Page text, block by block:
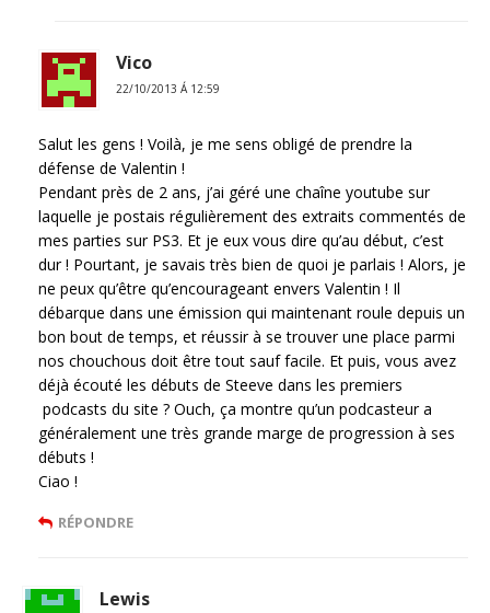
Vico
22/10/2013 Á 12:59
Salut les gens ! Voilà, je me sens obligé de prendre la
défense de Valentin !
Pendant près de 2 ans, j’ai géré une chaîne youtube sur
laquelle je postais régulièrement des extraits commentés de
mes parties sur PS3. Et je eux vous dire qu’au début, c’est
dur ! Pourtant, je savais très bien de quoi je parlais ! Alors, je
ne peux qu’être qu’encourageant envers Valentin ! Il
débarque dans une émission qui maintenant roule depuis un
bon bout de temps, et réussir à se trouver une place parmi
nos chouchous doit être tout sauf facile. Et puis, vous avez
déjà écouté les débuts de Steeve dans les premiers
podcasts du site ? Ouch, ça montre qu’un podcasteur a
généralement une très grande marge de progression à ses
débuts !
Ciao !
RÉPONDRE
Lewis